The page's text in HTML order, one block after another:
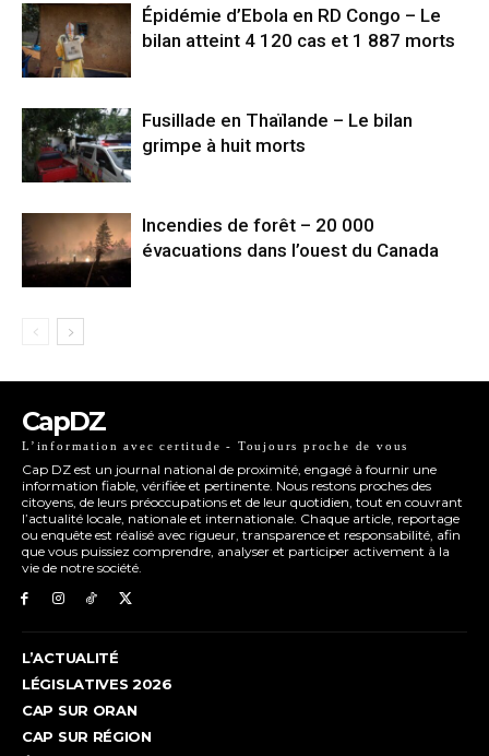
Épidémie d’Ebola en RD Congo – Le
bilan atteint 4 120 cas et 1 887 morts
Fusillade en Thaïlande – Le bilan
grimpe à huit morts
Incendies de forêt – 20 000
évacuations dans l’ouest du Canada
CapDZ
L’information avec certitude - Toujours proche de vous
Cap DZ est un journal national de proximité, engagé à fournir une
information fiable, vérifiée et pertinente. Nous restons proches des
citoyens, de leurs préoccupations et de leur quotidien, tout en couvrant
l’actualité locale, nationale et internationale. Chaque article, reportage
ou enquête est réalisé avec rigueur, transparence et responsabilité, afin
que vous puissiez comprendre, analyser et participer activement à la
vie de notre société.
L’ACTUALITÉ
LÉGISLATIVES 2026
CAP SUR ORAN
CAP SUR RÉGION